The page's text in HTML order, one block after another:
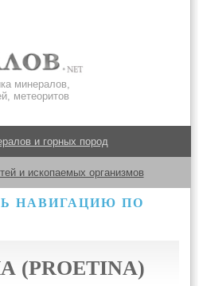
минералов,
метеоритов
и горных пород
и ископаемых организмов
НАВИГАЦИЮ ПО
(PROETINA)